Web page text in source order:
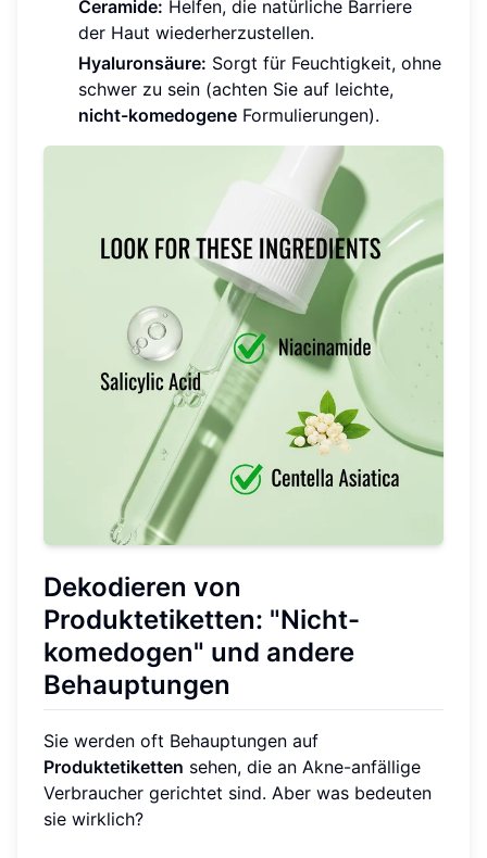
Ceramide: Helfen, die natürliche Barriere
der Haut wiederherzustellen.
Hyaluronsäure: Sorgt für Feuchtigkeit, ohne
schwer zu sein (achten Sie auf leichte,
nicht-komedogene Formulierungen).
Dekodieren von
Produktetiketten: "Nicht-
komedogen" und andere
Behauptungen
Sie werden oft Behauptungen auf
Produktetiketten sehen, die an Akne-anfällige
Verbraucher gerichtet sind. Aber was bedeuten
sie wirklich?